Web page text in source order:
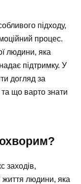
підходу,
процес.
людини, яка
підтримку. У
догляд за
що варто знати
заходів,
життя людини, яка